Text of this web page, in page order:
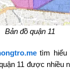
Bản đồ quận 11
tìm hiểu
11 được nhiều